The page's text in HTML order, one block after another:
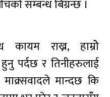
सम्बन्ध बिग्रन्छ ।
कायम राख्न, हाम्रोे
पर्दछ र तिनीहरुलाई
मान्दछ कि